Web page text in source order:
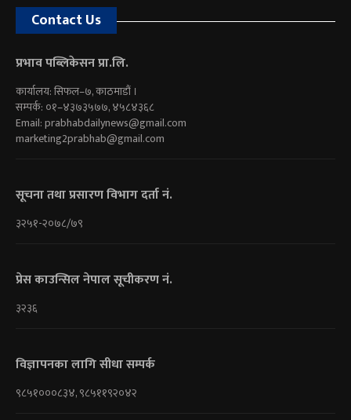
Contact Us
प्रभाव पब्लिकेसन प्रा.लि.
कार्यालय: सिफल–७, काठमाडौं ।
सम्पर्क: ०१–४३७३५७७, ४५८४३६८
Email:prabhabdailynews@gmail.com
marketing2prabhab@gmail.com
सूचना तथा प्रसारण विभाग दर्ता नं.
३२५१-२०७८/७९
प्रेस काउन्सिल नेपाल सूचीकरण नं.
३२३६
विज्ञापनका लागि सीधा सम्पर्क
९८५१०००८३४, ९८५११९२०४२